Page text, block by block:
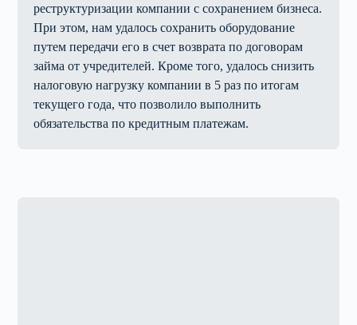
реструктуризации компании с сохранением бизнеса.
При этом, нам удалось сохранить оборудование
путем передачи его в счет возврата по договорам
займа от учредителей. Кроме того, удалось снизить
налоговую нагрузку компании в 5 раз по итогам
текущего года, что позволило выполнить
обязательства по кредитным платежам.